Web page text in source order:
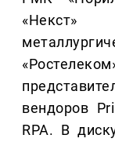
«Некст»
вендоров
RPA. В